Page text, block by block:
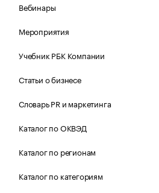
Вебинары
Мероприятия
Учебник РБК Компании
Статьи о бизнесе
Словарь PR и маркетинга
Каталог по ОКВЭД
Каталог по регионам
Каталог по категориям